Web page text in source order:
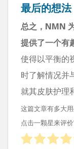
最后的想法
总之，NMN
提供了一个有
使得以平衡的
时了解情况并
就其皮肤护理
这篇文章有多大用
点击一颗星来评价